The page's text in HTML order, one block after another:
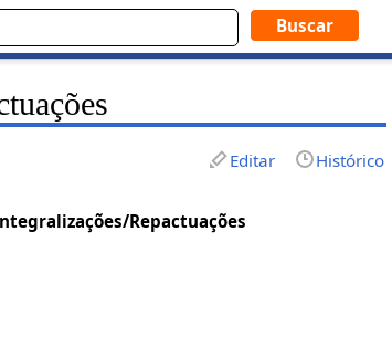
Editar Histórico
Repactuações